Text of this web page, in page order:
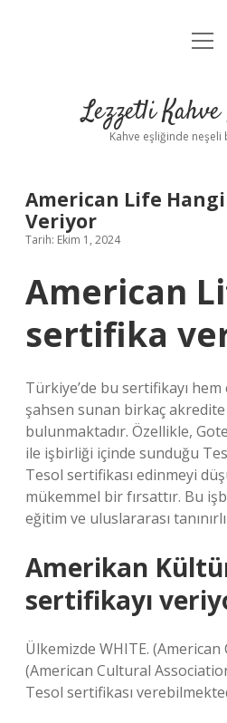
Anasayfa
Yasal
Lezzetli
Kahve eşliğinde neşeli
American Life
Veriyor
Tarih: Ekim 1, 2024
American
sertifika
Türkiye’de bu sertifikayı
şahsen sunan birkaç
bulunmaktadır. Özellikle,
ile işbirliği içinde sunduğu
Tesol sertifikası edinmeyi
mükemmel bir fırsattır. Bu
eğitim ve uluslararası
Amerikan
sertifikayı
Ülkemizde WHITE. (American
(American Cultural
Tesol sertifikası